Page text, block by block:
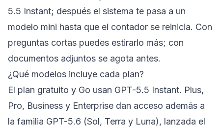
5.5 Instant; después el sistema te pasa a un
modelo mini hasta que el contador se reinicia. Con
preguntas cortas puedes estirarlo más; con
documentos adjuntos se agota antes.
¿Qué modelos incluye cada plan?
El plan gratuito y Go usan GPT-5.5 Instant. Plus,
Pro, Business y Enterprise dan acceso además a
la familia GPT-5.6 (Sol, Terra y Luna), lanzada el